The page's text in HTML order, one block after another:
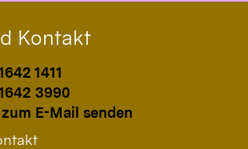
Kontakt
1411
3990
E-Mail senden